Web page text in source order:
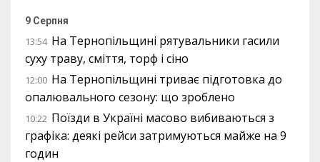
9 Серпня
13:54 На Тернопільщині рятувальники гасили
суху траву, сміття, торф і сіно
12:00 На Тернопільщині триває підготовка до
опалювального сезону: що зроблено
10:22 Поїзди в Україні масово вибиваються з
графіка: деякі рейси затримуються майже на 9
годин